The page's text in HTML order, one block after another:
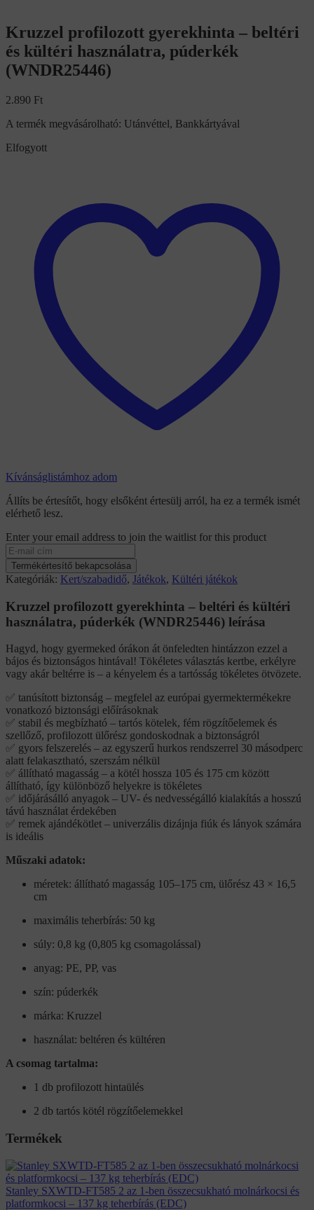
Kruzzel profilozott gyerekhinta – beltéri
és kültéri használatra, púderkék
(WNDR25446)
2.890 Ft
A termék megvásárolható: Utánvéttel, Bankkártyával
Elfogyott
Kívánságlistámhoz adom
Állíts be értesítőt, hogy elsőként értesülj arról, ha ez a termék ismét
elérhető lesz.
Enter your email address to join the waitlist for this product
Termékértesítő bekapcsolása
Kategóriák: Kert/szabadidő, Játékok, Kültéri játékok
Kruzzel profilozott gyerekhinta – beltéri és kültéri
használatra, púderkék (WNDR25446) leírása
Hagyd, hogy gyermeked órákon át önfeledten hintázzon ezzel a
bájos és biztonságos hintával! Tökéletes választás kertbe, erkélyre
vagy akár beltérre is – a kényelem és a tartósság tökéletes ötvözete.
✅ tanúsított biztonság – megfelel az európai gyermektermékekre
vonatkozó biztonsági előírásoknak
✅ stabil és megbízható – tartós kötelek, fém rögzítőelemek és
szellőző, profilozott ülőrész gondoskodnak a biztonságról
✅ gyors felszerelés – az egyszerű hurkos rendszerrel 30 másodperc
alatt felakasztható, szerszám nélkül
✅ állítható magasság – a kötél hossza 105 és 175 cm között
állítható, így különböző helyekre is tökéletes
✅ időjárásálló anyagok – UV- és nedvességálló kialakítás a hosszú
távú használat érdekében
✅ remek ajándékötlet – univerzális dizájnja fiúk és lányok számára
is ideális
Műszaki adatok:
méretek: állítható magasság 105–175 cm, ülőrész 43 × 16,5
cm
maximális teherbírás: 50 kg
súly: 0,8 kg (0,805 kg csomagolással)
anyag: PE, PP, vas
szín: púderkék
márka: Kruzzel
használat: beltéren és kültéren
A csomag tartalma:
1 db profilozott hintaülés
2 db tartós kötél rögzítőelemekkel
Termékek
Stanley SXWTD-FT585 2 az 1-ben összecsukható molnárkocsi és
platformkocsi – 137 kg teherbírás (EDC)